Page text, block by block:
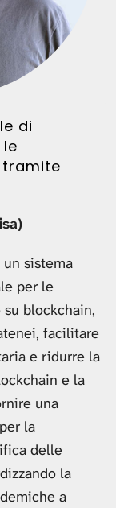
di
tramite
un sistema
per le
blockchain,
facilitare
e ridurre la
e la
una
la
delle
la
a